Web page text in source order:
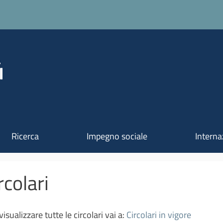
Ricerca Impegno sociale
tutte le circolari vai a: Circolari in vigore